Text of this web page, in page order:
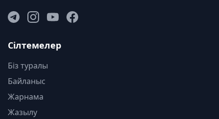
Сілтемелер
Біз туралы
Байланыс
Жарнама
Жазылу